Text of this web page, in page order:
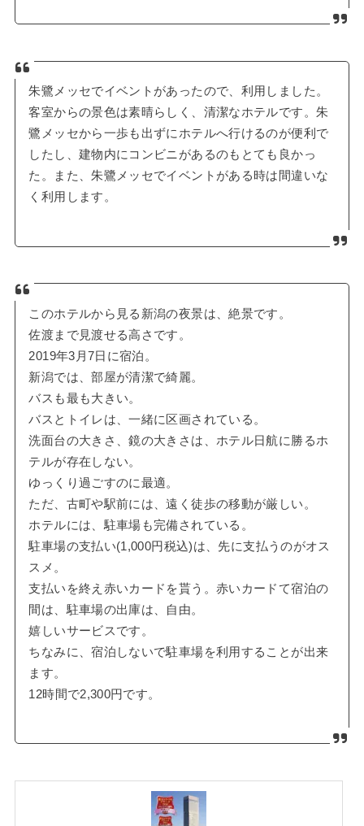
朱鷺メッセでイベントがあったので、利用しました。
客室からの景色は素晴らしく、清潔なホテルです。朱
鷺メッセから一歩も出ずにホテルへ行けるのが便利で
したし、建物内にコンビニがあるのもとても良かっ
た。また、朱鷺メッセでイベントがある時は間違いな
く利用します。
このホテルから見る新潟の夜景は、絶景です。
佐渡まで見渡せる高さです。
2019年3月7日に宿泊。
新潟では、部屋が清潔で綺麗。
バスも最も大きい。
バスとトイレは、一緒に区画されている。
洗面台の大きさ、鏡の大きさは、ホテル日航に勝るホ
テルが存在しない。
ゆっくり過ごすのに最適。
ただ、古町や駅前には、遠く徒歩の移動が厳しい。
ホテルには、駐車場も完備されている。
駐車場の支払い(1,000円税込)は、先に支払うのがオス
スメ。
支払いを終え赤いカードを貰う。赤いカードて宿泊の
間は、駐車場の出庫は、自由。
嬉しいサービスです。
ちなみに、宿泊しないで駐車場を利用することが出来
ます。
12時間で2,300円です。